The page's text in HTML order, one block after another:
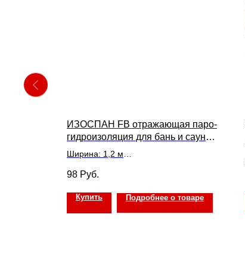
ИЗОСПАН FB отражающая паро-
гидроизоляция для бань и саун
(35м2)
Ширина: 1,2 м
Температурный диапазон применения
материала: -60 до +140°С
Цена указана за 1 м2
ИЗОСПАН FB отражающая паро-
98 Руб.
Купить Подробнее о товаре